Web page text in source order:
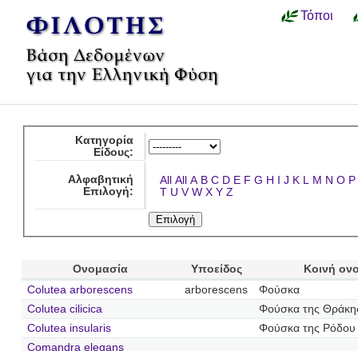
Τόποι
Κατηγορία
Είδους:
Αλφαβητική
Επιλογή:
All All A B C D E F G H I J K L M N O P
T U V W X Y Z
Ονομασία Υποείδος
Κοινή
Colutea arborescens
arborescens
Φούσκα
Colutea cilicica
Φούσκα της
Colutea insularis
Φούσκα της Ρόδου
Comandra elegans